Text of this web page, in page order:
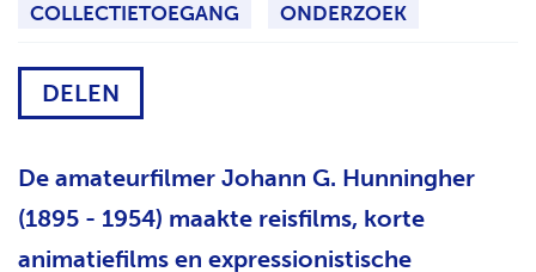
COLLECTIETOEGANG ONDERZOEK
DELEN
De amateurfilmer Johann G. Hunningher
(1895 - 1954) maakte reisfilms, korte
animatiefilms en expressionistische